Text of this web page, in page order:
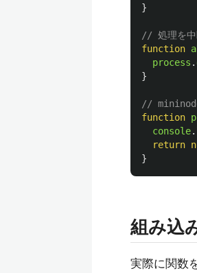
}
// 処理を中
function
process .
}
// mininode
function
console.
return
}
組み込
実際に関数